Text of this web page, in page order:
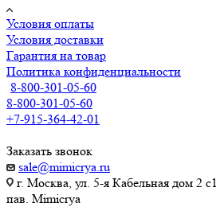
Условия оплаты
Условия доставки
Гарантия на товар
Политика конфиденциальности
8-800-301-05-60
8-800-301-05-60
+7-915-364-42-01
Заказать звонок
sale@mimicrya.ru
г. Москва, ул. 5-я Кабельная дом 2
пав. Mimicrya